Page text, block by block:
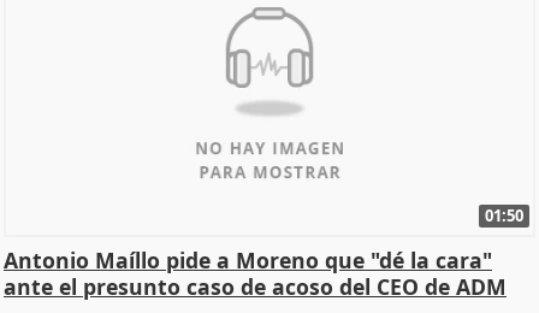
01:50
Antonio Maíllo pide a Moreno que "dé la cara"
ante el presunto caso de acoso del CEO de ADM